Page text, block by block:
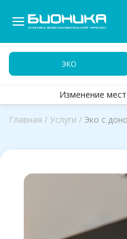
ЭКО
Изменение
Главная / Услуги / Эко с